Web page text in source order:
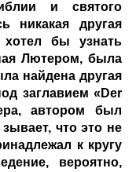
и святого
никакая другая
бы узнать
Лютером, была
найдена другая
заглавием «Der
автором был
что это не
к кругу
вероятно,